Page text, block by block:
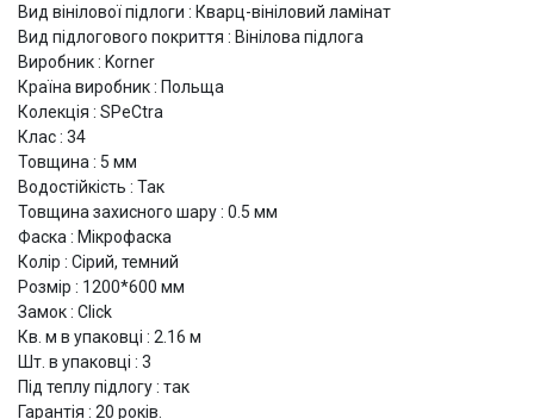
Вид вінілової підлоги : Кварц-вініловий ламінат
Вид підлогового покриття : Вінілова підлога
Виробник : Korner
Країна виробник : Польща
Колекція : SPeCtra
Клас : 34
Товщина : 5 мм
Водостійкість : Так
Товщина захисного шару : 0.5 мм
Фаска : Мікрофаска
Колір : Сірий, темний
Розмір : 1200*600 мм
Замок : Click
Кв. м в упаковці : 2.16 м
Шт. в упаковці : 3
Під теплу підлогу : так
Гарантія : 20 років.